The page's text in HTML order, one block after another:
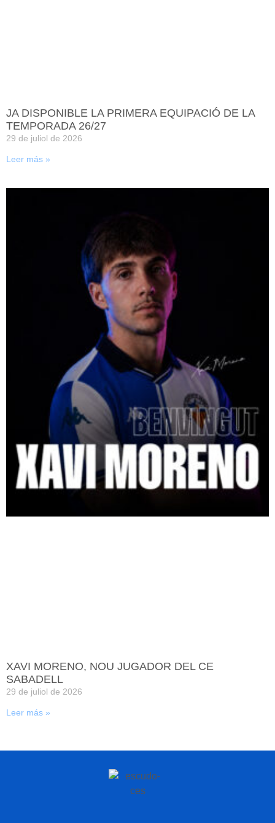
JA DISPONIBLE LA PRIMERA EQUIPACIÓ DE LA
TEMPORADA 26/27
29 de juliol de 2026
Leer más »
XAVI MORENO, NOU JUGADOR DEL CE
SABADELL
29 de juliol de 2026
Leer más »